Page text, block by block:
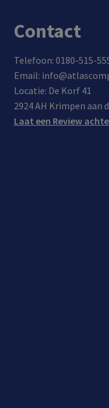
e
poot
jes
Contact
Telefoon: 0180-515-
Email:
Locatie: De Korf 41
2924 AH Krimpen aan
Laat een Review